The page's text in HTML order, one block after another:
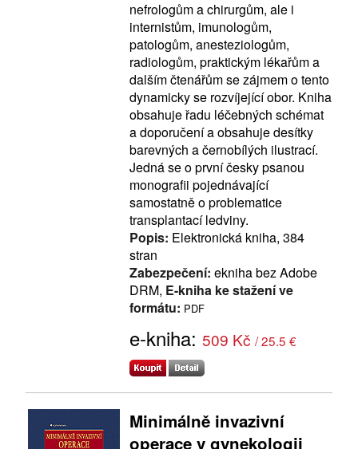
nefrologům a chirurgům, ale i
internistům, imunologům,
patologům, anesteziologům,
radiologům, praktickým lékařům a
dalším čtenářům se zájmem o tento
dynamicky se rozvíjející obor. Kniha
obsahuje řadu léčebných schémat
a doporučení a obsahuje desítky
barevných a černobílých ilustrací.
Jedná se o první česky psanou
monografii pojednávající
samostatně o problematice
transplantací ledviny.
Popis: Elektronická kniha, 384
stran
Zabezpečení: ekniha bez Adobe
DRM, E-kniha ke stažení ve
formátu: PDF
e-kniha: 509 Kč / 25.5 €
Minimálně invazivní
operace v gynekologii